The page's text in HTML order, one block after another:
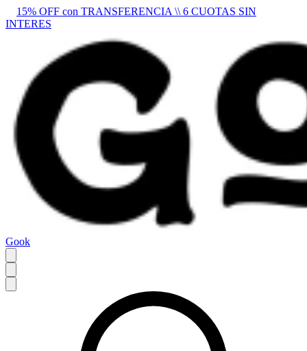
15% OFF con TRANSFERENCIA \\ 6 CUOTAS SIN
INTERES
Gook